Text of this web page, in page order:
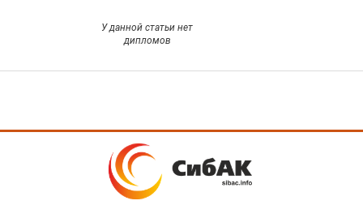
У данной статьи нет
дипломов